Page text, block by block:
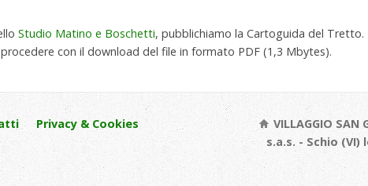
Studio Matino e Boschetti, pubblichiamo la Cartoguida del Tretto.
procedere con il download del file in formato PDF (1,3 Mbytes).
Privacy & Cookies
VILLAGGIO SAN
s.a.s. - Schio